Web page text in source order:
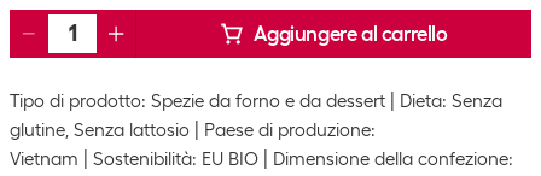
Aggiungere al carrello
Tipo di prodotto: Spezie da forno e da dessert
Dieta: Senza
glutine, Senza lattosio
Paese di produzione:
Vietnam
Sostenibilità: EU BIO
Dimensione della confezione: